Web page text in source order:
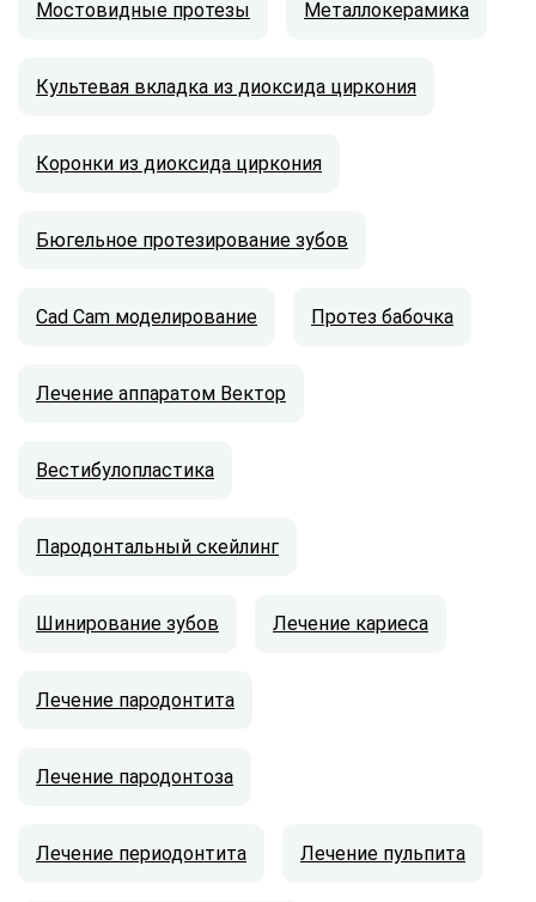
Мостовидные протезы Металлокерамика
Культевая вкладка из диоксида циркония
Коронки из диоксида циркония
Бюгельное протезирование зубов
Cad Cam моделирование Протез бабочка
Лечение аппаратом Вектор
Вестибулопластика
Пародонтальный скейлинг
Шинирование зубов Лечение кариеса
Лечение пародонтита
Лечение пародонтоза
Лечение периодонтита Лечение пульпита